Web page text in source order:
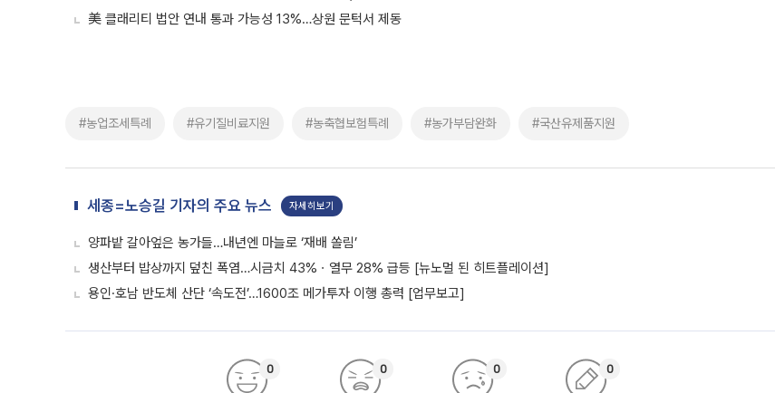
美 클래리티 법안 연내 통과 가능성 13%…상원 문턱서 제동
#농업조세특례 #유기질비료지원 #농축협보험특례 #농가부담완화 #국산유제품지원
세종=노승길 기자의 주요 뉴스 자세히보기
양파밭 갈아엎은 농가들…내년엔 마늘로 ‘재배 쏠림’
생산부터 밥상까지 덮친 폭염…시금치 43%ㆍ열무 28% 급등 [뉴노멀 된 히트플레이션]
용인·호남 반도체 산단 ‘속도전’…1600조 메가투자 이행 총력 [업무보고]
0 0 0 0